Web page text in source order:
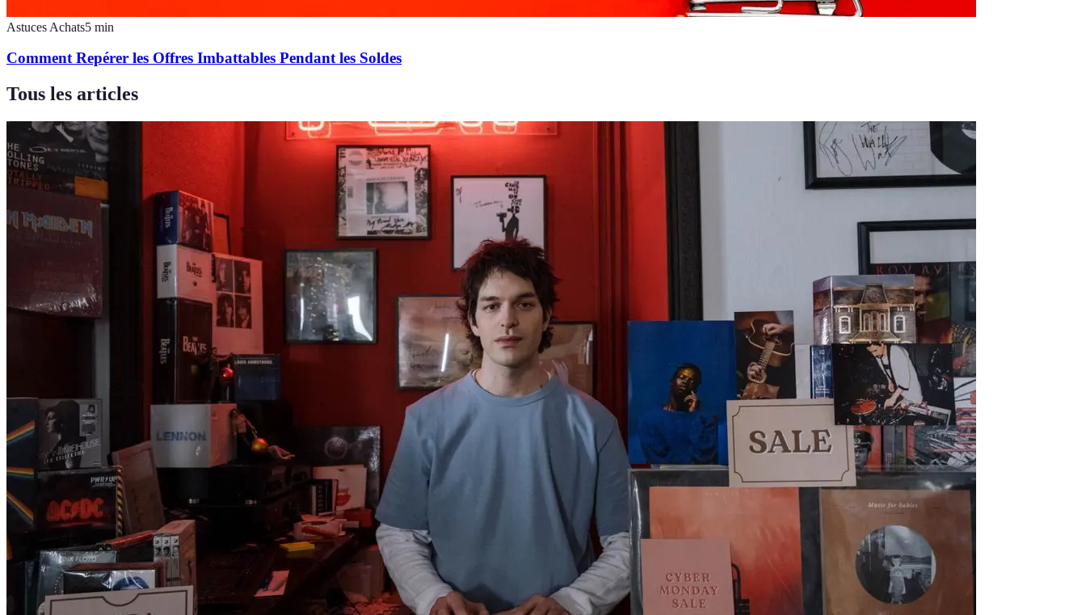
Astuces Achats5 min
Comment Repérer les Offres Imbattables Pendant les Soldes
Tous les articles